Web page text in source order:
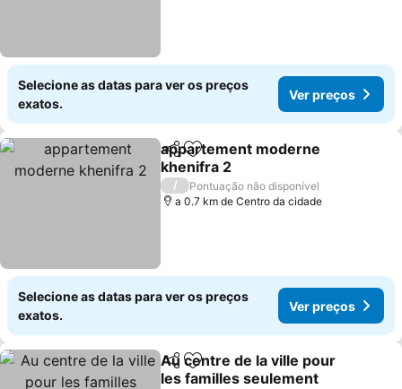
Selecione as datas para ver os preços
exatos.
Ver preços
PartilharAdicionar aos favoritos
appartement moderne
khenifra 2
/
Pontuação não disponível
a 0.7 km de Centro da cidade
Selecione as datas para ver os preços
exatos.
Ver preços
PartilharAdicionar aos favoritos
Au centre de la ville pour
les familles seulement